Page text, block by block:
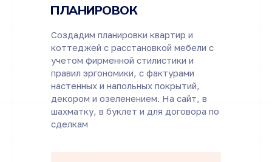
ПЛАНИРОВОК
Создадим планировки квартир и
коттеджей с расстановкой мебели с
учетом фирменной стилистики и
правил эргономики, с фактурами
настенных и напольных покрытий,
декором и озеленением. На сайт, в
шахматку, в буклет и для договора по
сделкам